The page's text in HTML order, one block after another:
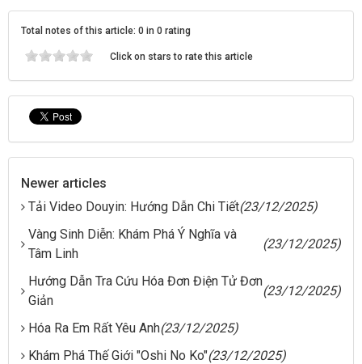
Total notes of this article: 0 in 0 rating
Click on stars to rate this article
Newer articles
Tải Video Douyin: Hướng Dẫn Chi Tiết(23/12/2025)
Vàng Sinh Diễn: Khám Phá Ý Nghĩa và
Tâm Linh
(23/12/2025)
Hướng Dẫn Tra Cứu Hóa Đơn Điện Tử Đơn
Giản
(23/12/2025)
Hóa Ra Em Rất Yêu Anh(23/12/2025)
Khám Phá Thế Giới "Oshi No Ko"(23/12/2025)